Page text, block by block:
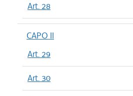
Art. 28
CAPO II
Art. 29
Art. 30